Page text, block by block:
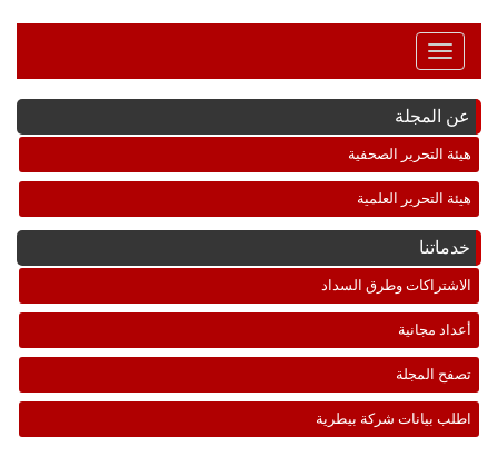
Toggle
Navigation
عن المجلة
هيئة التحرير الصحفية
هيئة التحرير العلمية
خدماتنا
الاشتراكات وطرق السداد
أعداد مجانية
تصفح المجلة
اطلب بيانات شركة بيطرية